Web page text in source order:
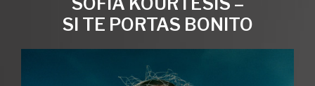
SI TE PORTAS BONITO